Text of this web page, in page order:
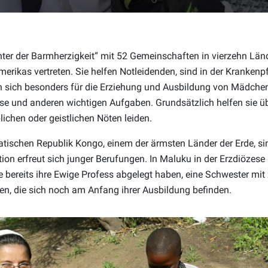
der Barmherzigkeit“ mit 52 Gemeinschaften in vierzehn
vertreten. Sie helfen Notleidenden, sind in der
sich besonders für die Erziehung und Ausbildung von
und anderen wichtigen Aufgaben. Grundsätzlich helfen sie
oder geistlichen Nöten leiden.
Republik Kongo, einem der ärmsten Länder der Erde,
erfreut sich junger Berufungen. In Maluku in der
bereits ihre Ewige Profess abgelegt haben, eine Schwester
die sich noch am Anfang ihrer Ausbildung befinden.